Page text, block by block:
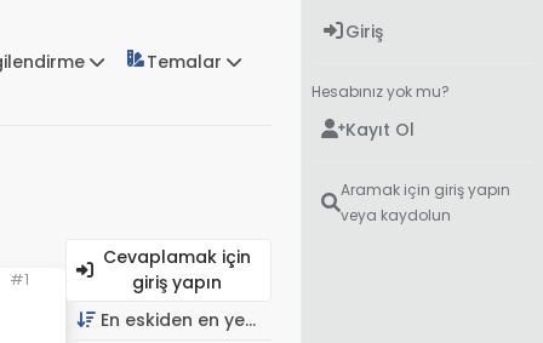
Temalar
#1
Cevaplamak için
giriş yapın
En eskiden en yeniye
Giriş
Hesabınız yok mu?
Kayıt Ol
Aramak için giriş yapın
veya kaydolun